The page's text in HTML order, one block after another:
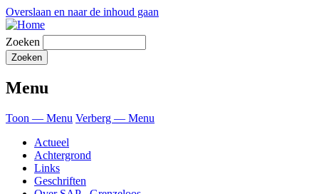
Overslaan en naar de inhoud gaan
Zoeken
Menu
Toon — Menu Verberg — Menu
Actueel
Achtergrond
Links
Geschriften